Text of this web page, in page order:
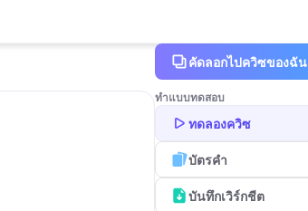
คัดลอกไปควิซของฉัน
ทำแบบทดสอบ
ทดลองควิซ
บัตรคำ
บันทึกเวิร์กชีต